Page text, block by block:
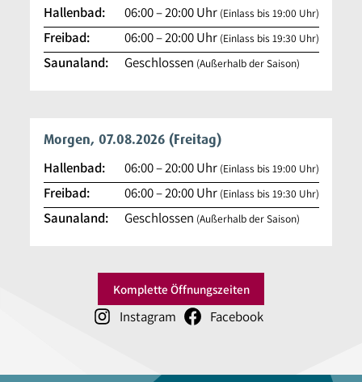
Hallenbad: 06:00–20:00Uhr (Einlass bis 19:00 Uhr)
Freibad: 06:00–20:00Uhr (Einlass bis 19:30 Uhr)
Saunaland: Geschlossen (Außerhalb der Saison)
Morgen, 07.08.2026 (Freitag)
Hallenbad: 06:00–20:00Uhr (Einlass bis 19:00 Uhr)
Freibad: 06:00–20:00Uhr (Einlass bis 19:30 Uhr)
Saunaland: Geschlossen (Außerhalb der Saison)
Komplette Öffnungszeiten
Instagram Facebook